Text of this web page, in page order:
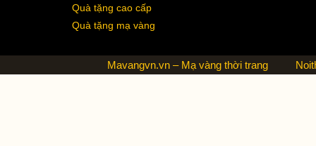
Quà tặng cao cấp
Quà tặng mạ vàng
Mavangvn.vn – Mạ vàng thời trang